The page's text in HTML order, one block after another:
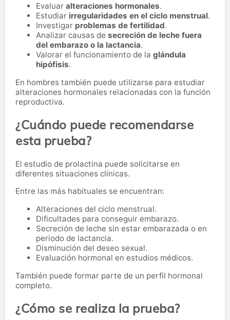
Evaluar alteraciones hormonales.
Estudiar irregularidades en el ciclo menstrual.
Investigar problemas de fertilidad.
Analizar causas de secreción de leche fuera
del embarazo o la lactancia.
Valorar el funcionamiento de la glándula
hipófisis.
En hombres también puede utilizarse para estudiar
alteraciones hormonales relacionadas con la función
reproductiva.
¿Cuándo puede recomendarse
esta prueba?
El estudio de prolactina puede solicitarse en
diferentes situaciones clínicas.
Entre las más habituales se encuentran:
Alteraciones del ciclo menstrual.
Dificultades para conseguir embarazo.
Secreción de leche sin estar embarazada o en
periodo de lactancia.
Disminución del deseo sexual.
Evaluación hormonal en estudios médicos.
También puede formar parte de un perfil hormonal
completo.
¿Cómo se realiza la prueba?